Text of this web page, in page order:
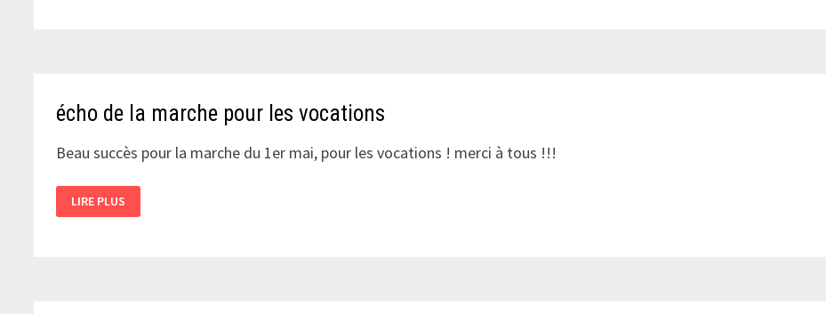
écho de la marche pour les vocations
Beau succès pour la marche du 1er mai, pour les vocations ! merci à tous !!!
ÉCHO
DE
LA
LIRE PLUS